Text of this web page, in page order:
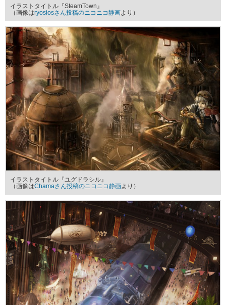
イラストタイトル『SteamTown』
（画像はryosiosさん投稿のニコニコ静画より）
イラストタイトル『ユグドラシル』
（画像はChamaさん投稿のニコニコ静画より）